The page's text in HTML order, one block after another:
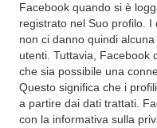
Facebook quando si è
registrato nel Suo profilo. I
non ci danno quindi
utenti. Tuttavia, Facebook
che sia possibile una
Questo significa che i
a partire dai dati trattati.
con la informativa sulla